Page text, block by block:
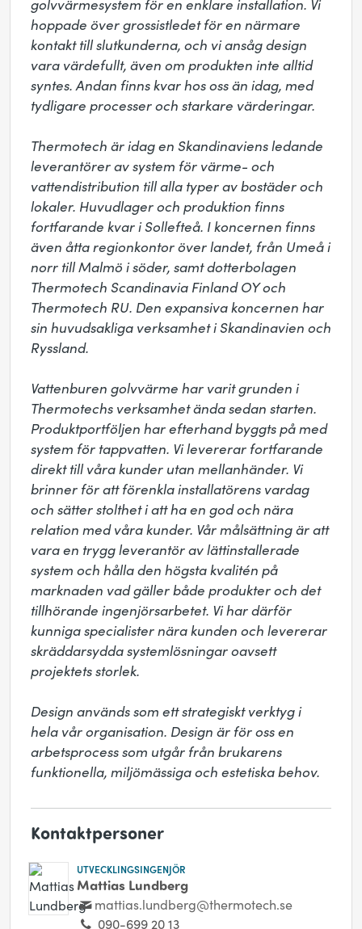
golvvärmesystem för en enklare installation. Vi
hoppade över grossistledet för en närmare
kontakt till slutkunderna, och vi ansåg design
vara värdefullt, även om produkten inte alltid
syntes. Andan finns kvar hos oss än idag, med
tydligare processer och starkare värderingar.
Thermotech är idag en Skandinaviens ledande
leverantörer av system för värme- och
vattendistribution till alla typer av bostäder och
lokaler. Huvudlager och produktion finns
fortfarande kvar i Sollefteå. I koncernen finns
även åtta regionkontor över landet, från Umeå i
norr till Malmö i söder, samt dotterbolagen
Thermotech Scandinavia Finland OY och
Thermotech RU. Den expansiva koncernen har
sin huvudsakliga verksamhet i Skandinavien och
Ryssland.
Vattenburen golvvärme har varit grunden i
Thermotechs verksamhet ända sedan starten.
Produktportföljen har efterhand byggts på med
system för tappvatten. Vi levererar fortfarande
direkt till våra kunder utan mellanhänder. Vi
brinner för att förenkla installatörens vardag
och sätter stolthet i att ha en god och nära
relation med våra kunder. Vår målsättning är att
vara en trygg leverantör av lättinstallerade
system och hålla den högsta kvalitén på
marknaden vad gäller både produkter och det
tillhörande ingenjörsarbetet. Vi har därför
kunniga specialister nära kunden och levererar
skräddarsydda systemlösningar oavsett
projektets storlek.
Design används som ett strategiskt verktyg i
hela vår organisation. Design är för oss en
arbetsprocess som utgår från brukarens
funktionella, miljömässiga och estetiska behov.
Kontaktpersoner
UTVECKLINGSINGENJÖR
Mattias Lundberg
mattias.lundberg@thermotech.se
090-699 20 13